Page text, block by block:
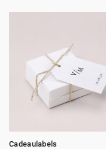
Cadeaulabels